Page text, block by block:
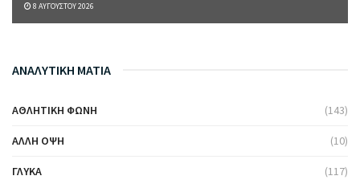
8 ΑΥΓΟΎΣΤΟΥ 2026
ΑΝΑΛΥΤΙΚΗ ΜΑΤΙΑ
ΑΘΛΗΤΙΚΉ ΦΩΝΉ (143)
ΆΛΛΗ ΌΨΗ (10)
ΓΛΥΚΆ (117)